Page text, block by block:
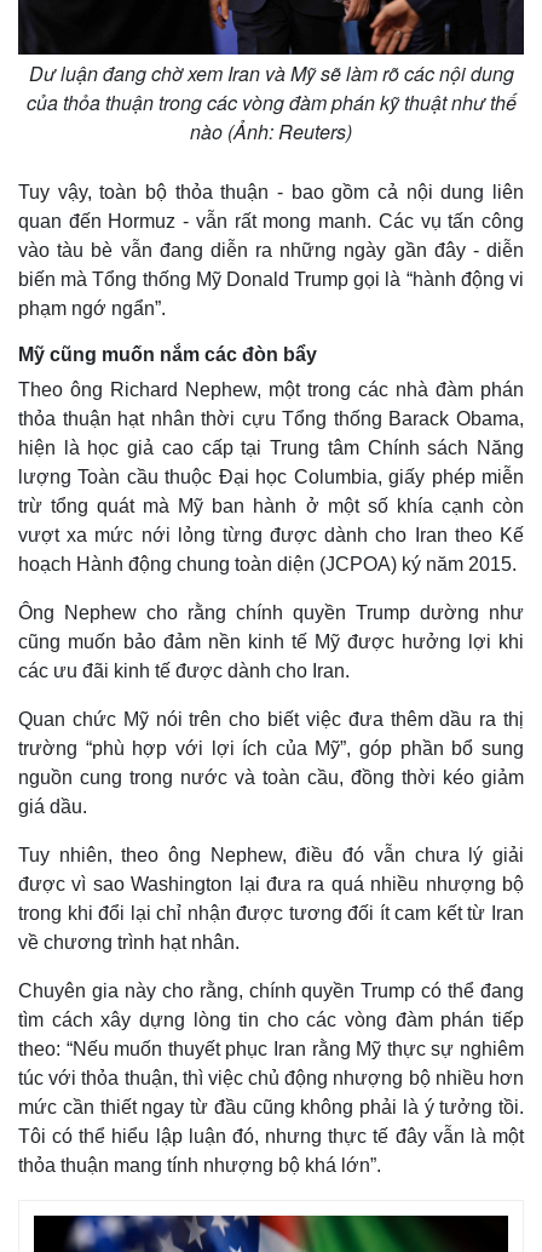
Thể thao
Bóng đá
Thế giới thể thao
eSports
Hậu trường
Ô tô
Tư vấn
Dư luận đang chờ xem Iran và Mỹ sẽ làm rõ các nội dung
của thỏa thuận trong các vòng đàm phán kỹ thuật như thế
nào (Ảnh: Reuters)
Tuy vậy, toàn bộ thỏa thuận - bao gồm cả nội dung liên
quan đến Hormuz - vẫn rất mong manh. Các vụ tấn công
vào tàu bè vẫn đang diễn ra những ngày gần đây - diễn
biến mà Tổng thống Mỹ Donald Trump gọi là “hành động vi
phạm ngớ ngẩn”.
Mỹ cũng muốn nắm các đòn bẩy
Theo ông Richard Nephew, một trong các nhà đàm phán
thỏa thuận hạt nhân thời cựu Tổng thống Barack Obama,
hiện là học giả cao cấp tại Trung tâm Chính sách Năng
lượng Toàn cầu thuộc Đại học Columbia, giấy phép miễn
trừ tổng quát mà Mỹ ban hành ở một số khía cạnh còn
vượt xa mức nới lỏng từng được dành cho Iran theo Kế
hoạch Hành động chung toàn diện (JCPOA) ký năm 2015.
Ông Nephew cho rằng chính quyền Trump dường như
cũng muốn bảo đảm nền kinh tế Mỹ được hưởng lợi khi
các ưu đãi kinh tế được dành cho Iran.
Quan chức Mỹ nói trên cho biết việc đưa thêm dầu ra thị
trường “phù hợp với lợi ích của Mỹ”, góp phần bổ sung
nguồn cung trong nước và toàn cầu, đồng thời kéo giảm
giá dầu.
Tuy nhiên, theo ông Nephew, điều đó vẫn chưa lý giải
được vì sao Washington lại đưa ra quá nhiều nhượng bộ
trong khi đổi lại chỉ nhận được tương đối ít cam kết từ Iran
về chương trình hạt nhân.
Chuyên gia này cho rằng, chính quyền Trump có thể đang
tìm cách xây dựng lòng tin cho các vòng đàm phán tiếp
theo: “Nếu muốn thuyết phục Iran rằng Mỹ thực sự nghiêm
túc với thỏa thuận, thì việc chủ động nhượng bộ nhiều hơn
mức cần thiết ngay từ đầu cũng không phải là ý tưởng tồi.
Tôi có thể hiểu lập luận đó, nhưng thực tế đây vẫn là một
thỏa thuận mang tính nhượng bộ khá lớn”.